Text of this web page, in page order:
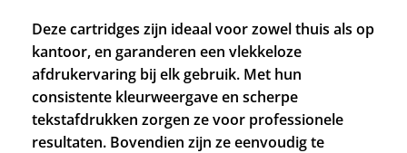
Deze cartridges zijn ideaal voor zowel thuis als op
kantoor, en garanderen een vlekkeloze
afdrukervaring bij elk gebruik. Met hun
consistente kleurweergave en scherpe
tekstafdrukken zorgen ze voor professionele
resultaten. Bovendien zijn ze eenvoudig te